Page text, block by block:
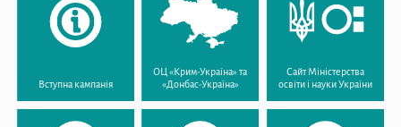
Вступна кампанія
ОЦ «Крим-Україна» та
«Донбас-Україна»
Сайт Міністерства
освіти і науки України